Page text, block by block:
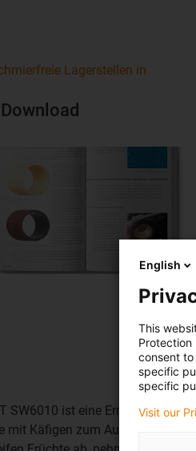
Lagerstellen in
SW6010 ist eine
mit Käfigen zum Aufnehmen der
English
This
Protection
consent
specific
specific
Visit our